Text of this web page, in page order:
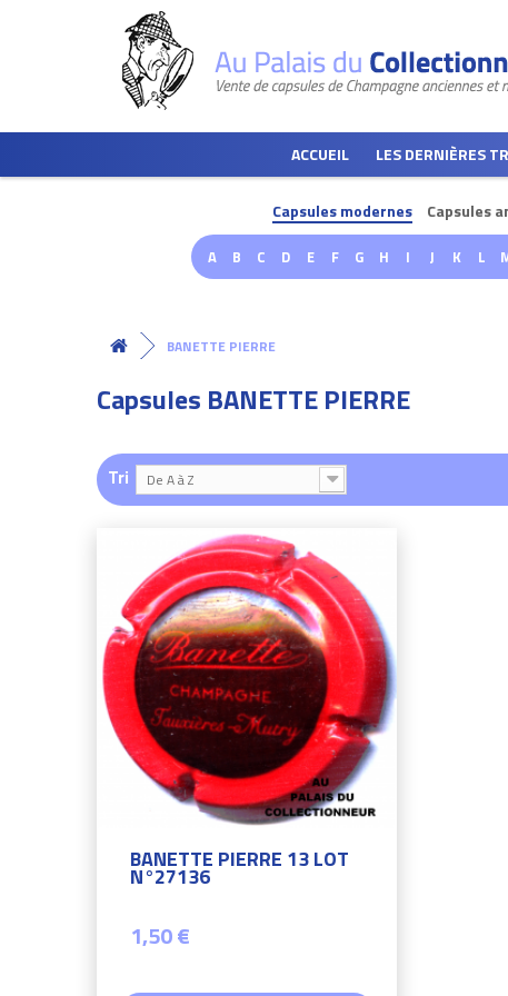
ACCUEIL LES DERNIÈRES
Capsules modernes Capsules
A B C D E F G H I J K L
BANETTE PIERRE
Capsules BANETTE PIERRE
Tri De A à Z
BANETTE PIERRE 13 LOT
N°27136
1,50 €